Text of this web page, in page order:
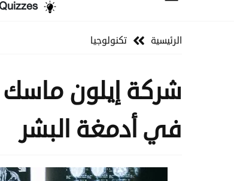
الرئيسية تكنولوجيا
شركة إيلون ماسك
في أدمغة البشر